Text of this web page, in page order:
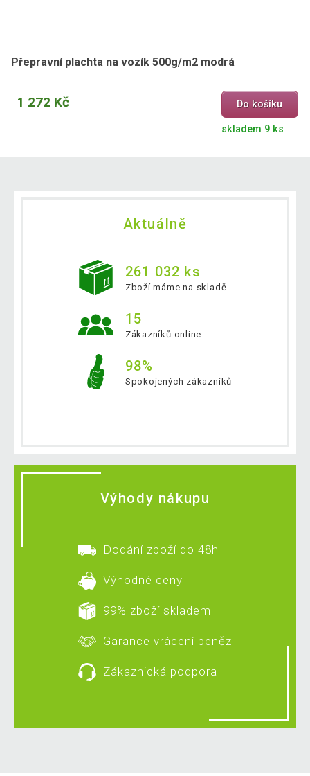
Přepravní plachta na vozík 500g/m2 modrá
1 272 Kč Do košíku
skladem 9 ks
Aktuálně
261 032 ks
Zboží máme na skladě
15
Zákazníků online
98%
Spokojených zákazníků
Výhody nákupu
Dodání zboží do 48h
Výhodné ceny
99% zboží skladem
Garance vrácení peněz
Zákaznická podpora